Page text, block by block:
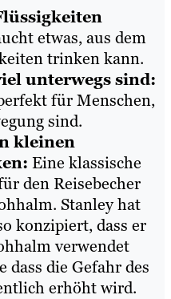
etwas, aus dem
trinken kann.
unterwegs sind:
für Menschen,
sind.
kleinen
Eine klassische
den Reisebecher
Stanley hat
konzipiert, dass er
verwendet
dass die Gefahr des
erhöht wird.